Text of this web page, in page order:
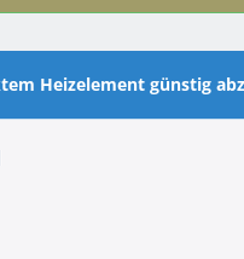
Heizelement günstig